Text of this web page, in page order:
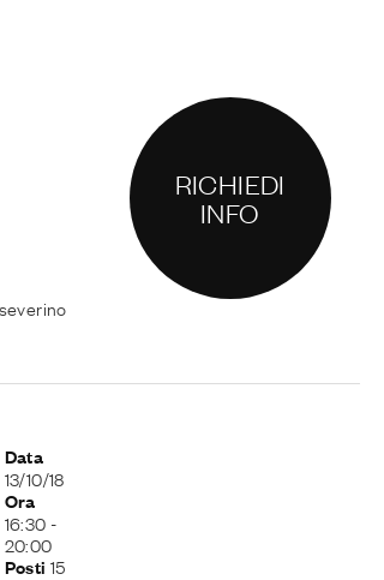
RICHIEDI
INFO
Data
13/10/18
Ora
16:30 -
20:00
Posti 15